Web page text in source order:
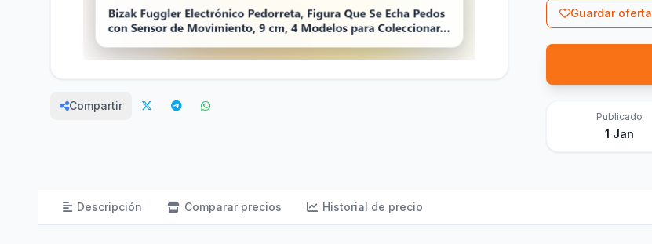
Compartir
Guardar oferta
Publicado
1 Jan
Descripción Comparar precios Historial de precio